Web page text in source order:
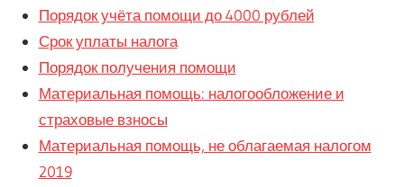
Порядок учёта помощи до 4000 рублей
Срок уплаты налога
Порядок получения помощи
Материальная помощь: налогообложение и
страховые взносы
Материальная помощь, не облагаемая налогом
2019